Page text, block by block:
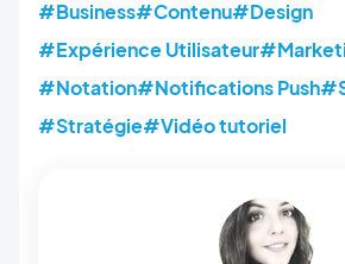
#Business#Contenu#Design
#Expérience Utilisateur
#Notation#Notifications Push
#Stratégie#Vidéo tutoriel